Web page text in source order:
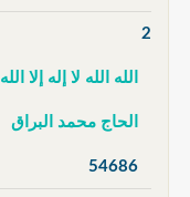
2
الله الله لا إله إلا الله
الحاج محمد البراق
54686